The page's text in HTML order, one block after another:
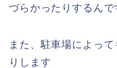
づらかったりするんで
また、駐車場によっ
りします